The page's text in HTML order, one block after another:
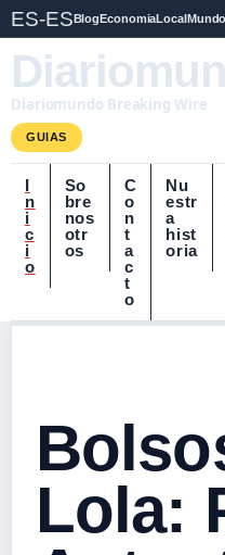
ES-ESBlogEconomiaLocal
Diariomundo Breaking Wire
GUIAS
I
n
i
c
i
o
So
bre
nos
otr
os
C
o
n
t
a
c
t
o
Nu
estr
a
hist
oria
Lola: